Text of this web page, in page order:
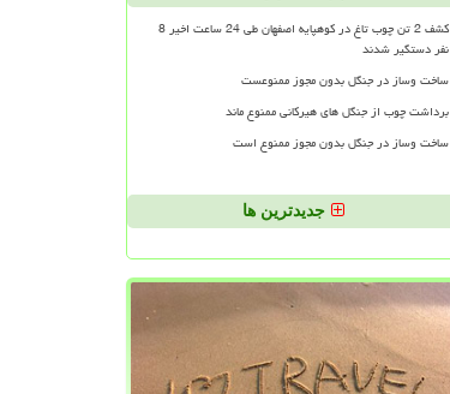
کشف 2 تن چوب تاغ در کوهپایه اصفهان طی 24 ساعت اخیر 8
نفر دستگیر شدند
ساخت وساز در جنگل بدون مجوز ممنوعست
برداشت چوب از جنگل های هیرکانی ممنوع ماند
ساخت وساز در جنگل بدون مجوز ممنوع است
جدیدترین ها